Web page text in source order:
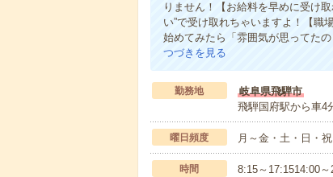
りません！【お給料を早めに受け
い”で受け取れちゃいますよ！【職
始めてみたら「雰囲気が思ってた
つづきを見る
勤務地
岐阜県飛騨市
飛騨国府駅から車4
曜日頻度 月～金・土・日・
時間 8:15～17:1514:00